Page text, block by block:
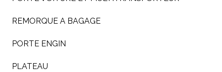
REMORQUE A BAGAGE
PORTE ENGIN
PLATEAU